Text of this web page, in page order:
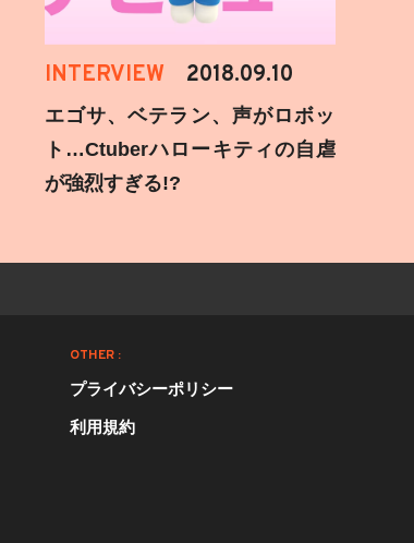
INTERVIEW 2018.09.10
エゴサ、ベテラン、声がロボッ
ト…Ctuberハローキティの自虐
が強烈すぎる!?
OTHER :
プライバシーポリシー
利用規約